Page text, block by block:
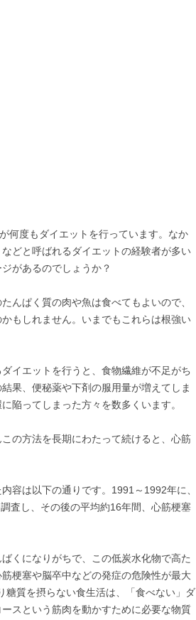
何度もダイエットを行っています。なか
どと呼ばれるダイエットの経験者が多い
があるのでしょうか？
んぱく質の肉や魚は食べてもよいので、
もしれません。いまでもこれらは根強い
イエットを行うと、食物繊維が不足がち
果、便秘薬や下剤の服用量が増えてしま
陥ってしまった方々を数多くいます。
の方法を長期にわたって続けると、心筋
容は以下の通りです。1991～1992年に、
査し、その後の平均約16年間、心筋梗塞
くになりがちで、この低炭水化物で高た
梗塞や脳卒中などの発症の危険性が最大
糖質を摂らない食生活は、「食べない」ダ
スという筋肉を動かすために必要な物質